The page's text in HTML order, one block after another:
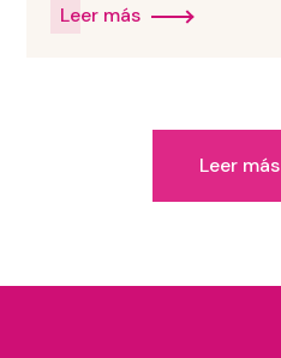
Leer más
Leer más